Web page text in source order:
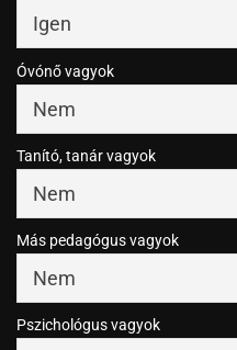
Óvónő vagyok
Tanító, tanár vagyok
Más pedagógus vagyok
Pszichológus vagyok